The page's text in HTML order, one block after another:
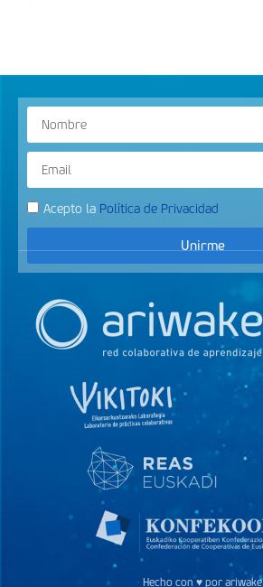
Acepto la Política de Privacidad
Unirme
Hecho con ♥ por ariwake